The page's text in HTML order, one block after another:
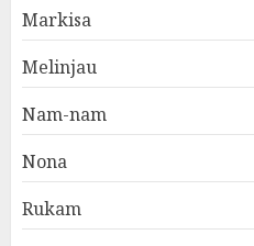
Markisa
Melinjau
Nam-nam
Nona
Rukam